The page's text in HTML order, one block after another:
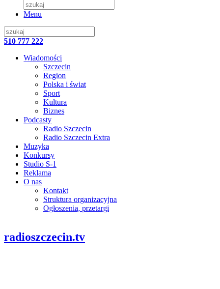
Menu
510 777 222
Wiadomości
Szczecin
Region
Polska i świat
Sport
Kultura
Biznes
Podcasty
Radio Szczecin
Radio Szczecin Extra
Muzyka
Konkursy
Studio S-1
Reklama
O nas
Kontakt
Struktura organizacyjna
Ogłoszenia, przetargi
radioszczecin.tv